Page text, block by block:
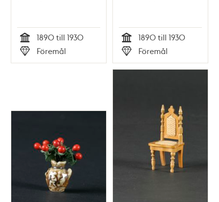
Tid
1890 till 1930
Typ
Föremål Tid
1890 till 1930
Typ
Föremål